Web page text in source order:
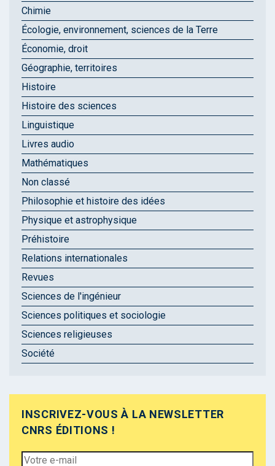
Chimie
Écologie, environnement, sciences de la Terre
Économie, droit
Géographie, territoires
Histoire
Histoire des sciences
Linguistique
Livres audio
Mathématiques
Non classé
Philosophie et histoire des idées
Physique et astrophysique
Préhistoire
Relations internationales
Revues
Sciences de l'ingénieur
Sciences politiques et sociologie
Sciences religieuses
Société
INSCRIVEZ-VOUS À LA NEWSLETTER
CNRS ÉDITIONS !